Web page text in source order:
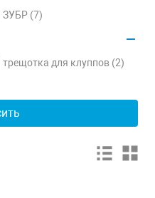
ЗУБР (7)
трещотка для клуппов (2)